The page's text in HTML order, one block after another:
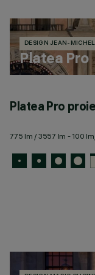
DESIGN JEAN-
Platea Pro
Platea Pro
775 lm / 3557 lm - 100